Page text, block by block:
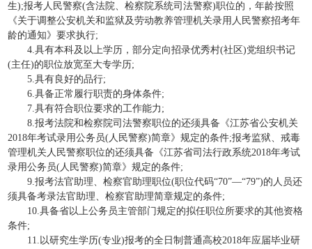
生);报考人民警察(含法院、检察院系统司法警察)职位的，年龄按照
《关于调整公安机关和监狱及劳动教养管理机关录用人民警察招考年
龄的通知》要求执行;
4.具有本科及以上学历，部分定向招录优秀村(社区)党组织书记
(主任)的职位放宽至大专学历;
5.具有良好的品行;
6.具备正常履行职责的身体条件;
7.具有符合职位要求的工作能力;
8.报考法院和检察院司法警察职位的还须具备《江苏省公安机关
2018年考试录用公务员(人民警察)简章》规定的条件;报考监狱、戒毒
管理机关人民警察职位的还须具备《江苏省司法行政系统2018年考试
录用公务员(人民警察)简章》规定的条件;
9.报考法官助理、检察官助理职位(职位代码“70”—“79”)的人员还
须具备考录法官助理、检察官助理简章规定的条件;
10.具备省以上公务员主管部门规定的拟任职位所要求的其他资格
条件;
11.以研究生学历(专业)报考的全日制普通高校2018年应届毕业研